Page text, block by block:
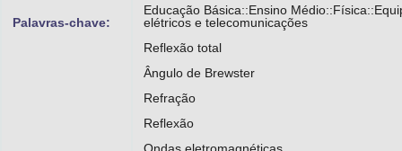
Palavras-chave:
Educação Básica::Ensino
elétricos e telecomunicações
Reflexão total
Ângulo de Brewster
Refração
Reflexão